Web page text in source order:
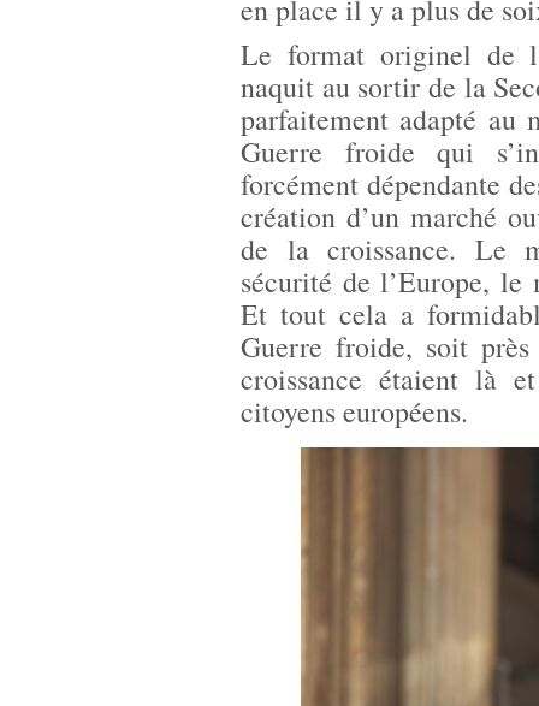
en place il y a plus de
Le format originel de
naquit au sortir de la
parfaitement adapté au
Guerre froide qui
forcément dépendante
création d’un marché
de la croissance. Le
sécurité de l’Europe,
Et tout cela a
Guerre froide, soit
croissance étaient là
citoyens européens.